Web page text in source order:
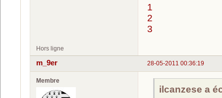
1
2
3
Hors ligne
28-05-2011 00:36:19
m_9er
Membre
ilcanzese a